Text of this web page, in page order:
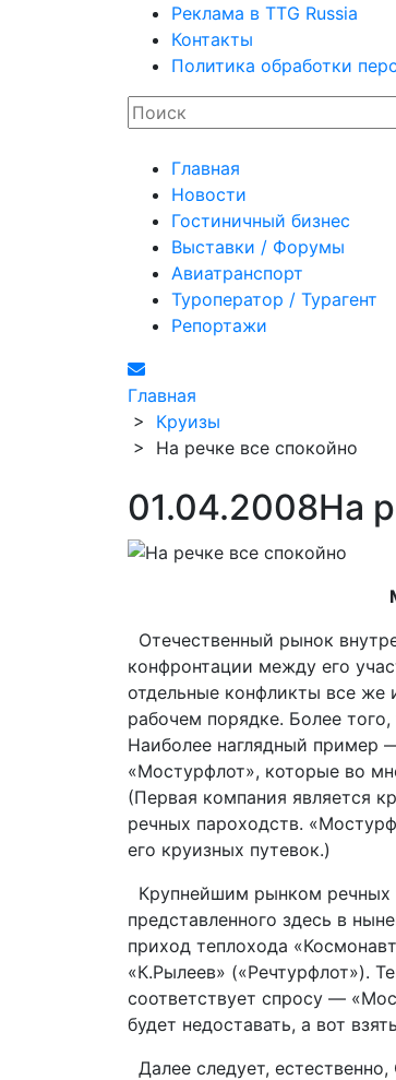
Реклама в TTG Russia
Контакты
Политика обработки
Главная
Новости
Гостиничный бизнес
Выставки / Форумы
Авиатранспорт
Туроператор / Турагент
Репортажи
Главная
> Круизы
> На речке все спокойно
01.04.2008На
Отечественный рынок
конфронтации между его
отдельные конфликты все же
рабочем порядке. Более
Наиболее наглядный пример
«Мостурфлот», которые во
(Первая компания является
речных пароходств.
его круизных путевок.)
Крупнейшим рынком речных
представленного здесь в
приход теплохода
«К.Рылеев» («Речтурфлот»).
соответствует спросу —
будет недоставать, а вот
Далее следует,